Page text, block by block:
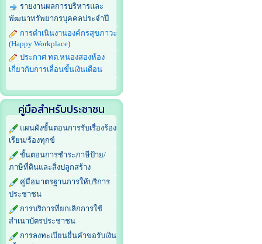
รายงานผลการบริหารและ
พัฒนาทรัพยากรบุคคลประจำปี
การดำเนินงานองค์กรสุขภาวะ
(Happy Workplace)
ประกาศ ทต.หนองสองห้อง
เกี่ยวกับการเลื่อนขั้นเงินเดือน
คู่มือสำหรับประชาชน
แผนผังขั้นตอนการรับเรื่องร้อง
เรียน/ร้องทุกข์
ขั้นตอนการชำระภาษีป้าย/
ภาษีที่ดินและสิ่งปลูกสร้าง
คู่มือมาตรฐานการให้บริการ
ประชาชน
การบริการที่ยกเลิกการใช้
สำเนาบัตรประชาชน
การลงทะเบียนยื่นคำขอรับเงิน